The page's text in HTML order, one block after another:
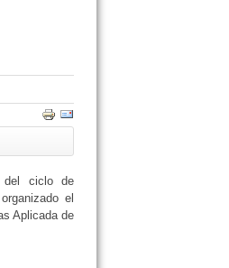
del ciclo de
el
Aplicada de